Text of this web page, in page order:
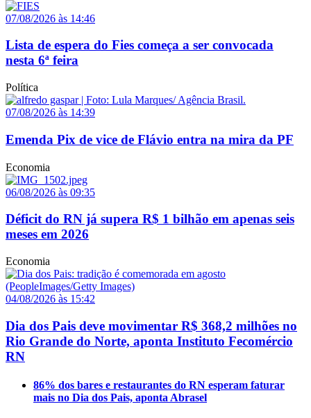
07/08/2026 às 14:46
Lista de espera do Fies começa a ser convocada
nesta 6ª feira
Política
07/08/2026 às 14:39
Emenda Pix de vice de Flávio entra na mira da PF
Economia
06/08/2026 às 09:35
Déficit do RN já supera R$ 1 bilhão em apenas seis
meses em 2026
Economia
04/08/2026 às 15:42
Dia dos Pais deve movimentar R$ 368,2 milhões no
Rio Grande do Norte, aponta Instituto Fecomércio
RN
86% dos bares e restaurantes do RN esperam faturar
mais no Dia dos Pais, aponta Abrasel